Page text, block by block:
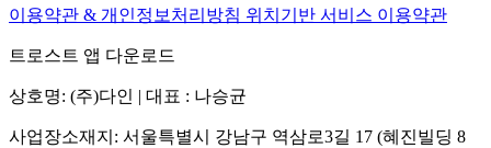
이용약관 & 개인정보처리방침 위치기반 서비스 이용약관
트로스트 앱 다운로드
상호명: (주)다인 | 대표 : 나승균
사업장소재지: 서울특별시 강남구 역삼로3길 17 (혜진빌딩 8